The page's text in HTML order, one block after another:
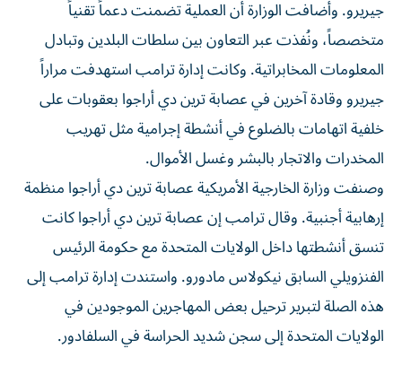
جيريرو. وأضافت الوزارة أن العملية تضمنت دعماً تقنياً
متخصصاً، ونُفذت عبر التعاون بين سلطات البلدين ​وتبادل
‌المعلومات المخابراتية. وكانت إدارة ترامب استهدفت مراراً
جيريرو ‌وقادة آخرين في عصابة ترين دي أراجوا بعقوبات على
خلفية اتهامات بالضلوع في أنشطة إجرامية مثل تهريب
المخدرات والاتجار ‌بالبشر وغسل ‌الأموال.
وصنفت وزارة الخارجية الأمريكية ⁠عصابة ترين دي أراجوا منظمة
إرهابية أجنبية. وقال ‌ترامب إن عصابة ترين دي أراجوا كانت
تنسق أنشطتها داخل الولايات المتحدة مع حكومة ⁠الرئيس
الفنزويلي السابق نيكولاس مادورو. واستندت إدارة ترامب ​إلى
هذه الصلة لتبرير ترحيل بعض المهاجرين الموجودين في
الولايات المتحدة إلى سجن شديد الحراسة ⁠في السلفادور.